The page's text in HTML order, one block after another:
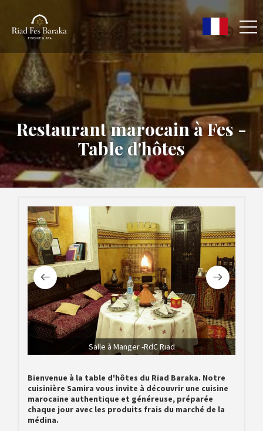
Restaurant marocain à Fes -
Table d'hôtes
Salle à Manger -RdC Riad
Bienvenue à la table d'hôtes du Riad Baraka. Notre
cuisinière Samira vous invite à découvrir une cuisine
marocaine authentique et généreuse, préparée
chaque jour avec les produits frais du marché de la
médina.